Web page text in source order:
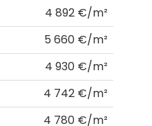
4 892 €/m²
5 660 €/m²
4 930 €/m²
4 742 €/m²
4 780 €/m²